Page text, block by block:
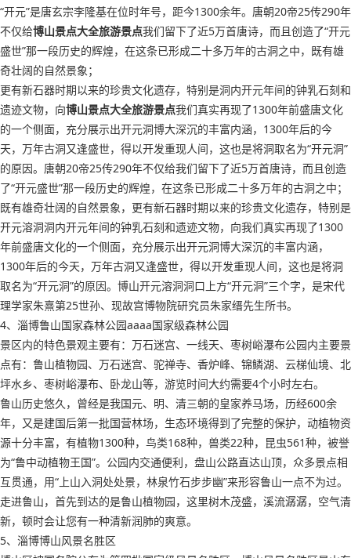
“开元”是唐玄宗李隆基在位时年号，距今1300余年。唐朝20帝25传290年
不仅给博山景点大全旅游景点我们留下了近5万首唐诗，而且创造了“开元
盛世”那一段历史的辉煌，在这条已形成二十多万年的古洞之中，既有雄
奇壮阔的自然景象；
更有新石器时期以来的珍贵文化遗存，特别是洞内开元年间的钟乳石刻和
遗迹文物，向博山景点大全旅游景点我们真实再现了1300年前盛唐文化
的一个侧面，充分展示出开元洞博大深沉的丰富内涵，1300年后的今
天，万年古洞又逢盛世，得以开发重现人间，这也是将洞取名为“开元洞”
的原因。唐朝20帝25传290年不仅给我们留下了近5万首唐诗，而且创造
了“开元盛世”那一段历史的辉煌，在这条已形成二十多万年的古洞之中；
既有雄奇壮阔的自然景象，更有新石器时期以来的珍贵文化遗存，特别是
开元溶洞洞内开元年间的钟乳石刻和遗迹文物，向我们真实再现了1300
年前盛唐文化的一个侧面，充分展示出开元洞博大深沉的丰富内涵，
1300年后的今天，万年古洞又逢盛世，得以开发重现人间，这也是将洞
取名为“开元洞”的原因。博山开元溶洞洞口上方“开元洞”三个字，是宋代
理学家朱熹第25世孙、现故宫博物院研究员朱家缙先生所书。
4、淄博鲁山国家森林公园aaaa国家级森林公园
景区内的特色景观主要有：万石迷宫、一线天、枣树峪瀑布公园内主要景
点有：鲁山植物园、万石迷宫、驼禅寺、香炉峰、锦鳞湖、云梯仙境、北
坪水乡、枣树峪瀑布、卧龙山等，游览时间大约需要4个小时左右。
鲁山历史悠久，曾经是我国元、明、清三朝的皇家养马场，历经600余
年，又是建国后第一批国营林场，生态环境得到了完整的保护，动植物资
源十分丰富，有植物1300种，鸟类168种，兽类22种，昆虫561种，被誉
为“鲁中动植物王国”。公园内交通便利，盘山公路直达山顶，众多景点相
互贯通，用“上山入洞处处景，林泉竹石步步幽”来形容鲁山一点不为过。
走进鲁山，首先到达的是鲁山植物园，这里树木茂盛，溪流潺潺，空气清
新，顿时会让您有一种清新润肺的爽意。
5、淄博博山风景名胜区